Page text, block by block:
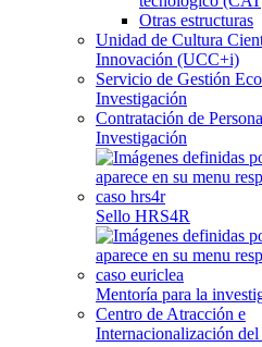
Otras estructuras
Unidad de Cultura
Innovación (UCC+i)
Servicio de Gestión
Investigación
Contratación de
Investigación
Sello HRS4R
Mentoría para la
Centro de Atracción e
Internacionalización